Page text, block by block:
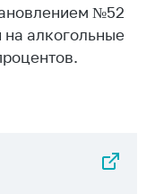
№52
алкогольные